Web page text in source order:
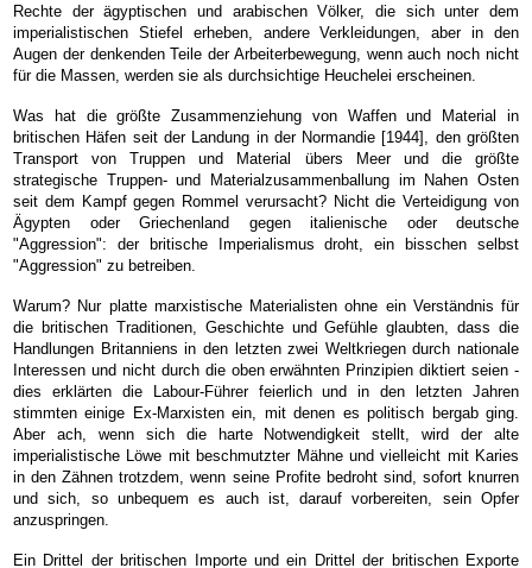
Rechte der ägyptischen und arabischen Völker, die sich unter dem
imperialistischen Stiefel erheben, andere Verkleidungen, aber in den
Augen der denkenden Teile der Arbeiterbewegung, wenn auch noch nicht
für die Massen, werden sie als durchsichtige Heuchelei erscheinen.
Was hat die größte Zusammenziehung von Waffen und Material in
britischen Häfen seit der Landung in der Normandie [1944], den größten
Transport von Truppen und Material übers Meer und die größte
strategische Truppen- und Materialzusammenballung im Nahen Osten
seit dem Kampf gegen Rommel verursacht? Nicht die Verteidigung von
Ägypten oder Griechenland gegen italienische oder deutsche
"Aggression": der britische Imperialismus droht, ein bisschen selbst
"Aggression" zu betreiben.
Warum? Nur platte marxistische Materialisten ohne ein Verständnis für
die britischen Traditionen, Geschichte und Gefühle glaubten, dass die
Handlungen Britanniens in den letzten zwei Weltkriegen durch nationale
Interessen und nicht durch die oben erwähnten Prinzipien diktiert seien -
dies erklärten die Labour-Führer feierlich und in den letzten Jahren
stimmten einige Ex-Marxisten ein, mit denen es politisch bergab ging.
Aber ach, wenn sich die harte Notwendigkeit stellt, wird der alte
imperialistische Löwe mit beschmutzter Mähne und vielleicht mit Karies
in den Zähnen trotzdem, wenn seine Profite bedroht sind, sofort knurren
und sich, so unbequem es auch ist, darauf vorbereiten, sein Opfer
anzuspringen.
Ein Drittel der britischen Importe und ein Drittel der britischen Exporte